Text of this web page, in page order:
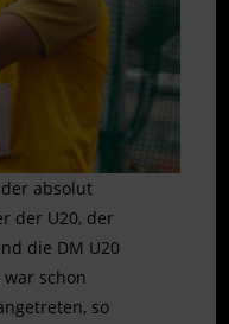
absolut
der U20, der
die DM U20
schon
so